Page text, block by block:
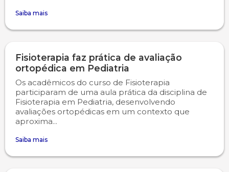
Saiba mais
Fisioterapia faz prática de avaliação
ortopédica em Pediatria
Os acadêmicos do curso de Fisioterapia
participaram de uma aula prática da disciplina de
Fisioterapia em Pediatria, desenvolvendo
avaliações ortopédicas em um contexto que
aproxima...
Saiba mais
Psicologia
Segunda Chamada
Sapien
Simulado Preparatório
Publicações Científicas
WhatsApp Campo Real